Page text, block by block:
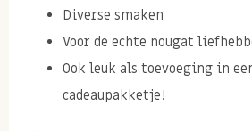
Diverse smaken
Voor de echte nougat
Ook leuk als toevoeging in
cadeaupakketje!